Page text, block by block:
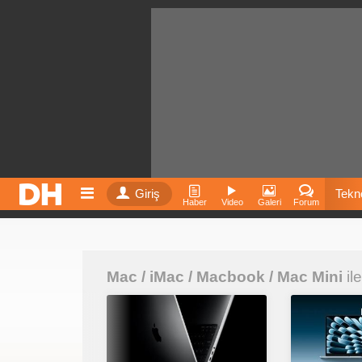
Giriş
Haber Video Galeri Forum
Mac / iMac / Macbook / Mac Mini